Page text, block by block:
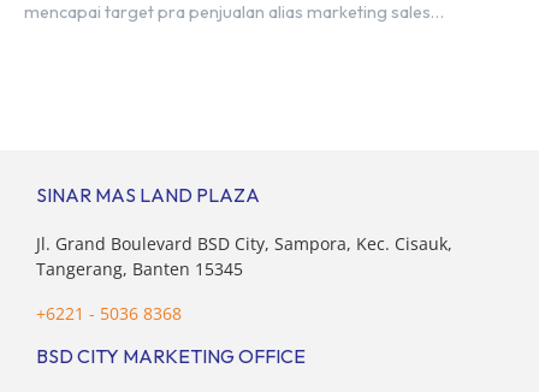
mencapai target pra penjualan alias marketing sales
SINAR MAS LAND PLAZA
Jl. Grand Boulevard BSD City, Sampora, Kec. Cisauk,
Tangerang, Banten 15345
+6221 - 5036 8368
BSD CITY MARKETING OFFICE